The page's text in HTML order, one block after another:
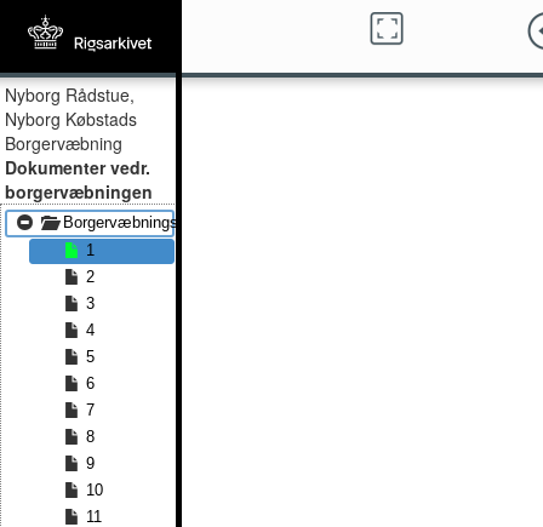
Nyborg Rådstue,
Nyborg Købstads
Borgervæbning
Dokumenter vedr.
borgervæbningen
Borgervæbningslister 1805 - Borgervæbningslister 1840
1
2
3
4
5
6
7
8
9
10
11